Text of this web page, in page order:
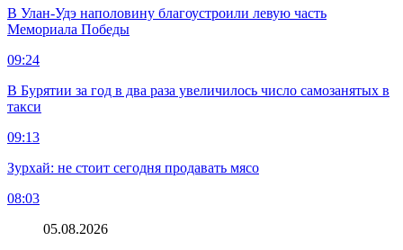
В Улан-Удэ наполовину благоустроили левую часть
Мемориала Победы
09:24
В Бурятии за год в два раза увеличилось число самозанятых в
такси
09:13
Зурхай: не стоит сегодня продавать мясо
08:03
05.08.2026